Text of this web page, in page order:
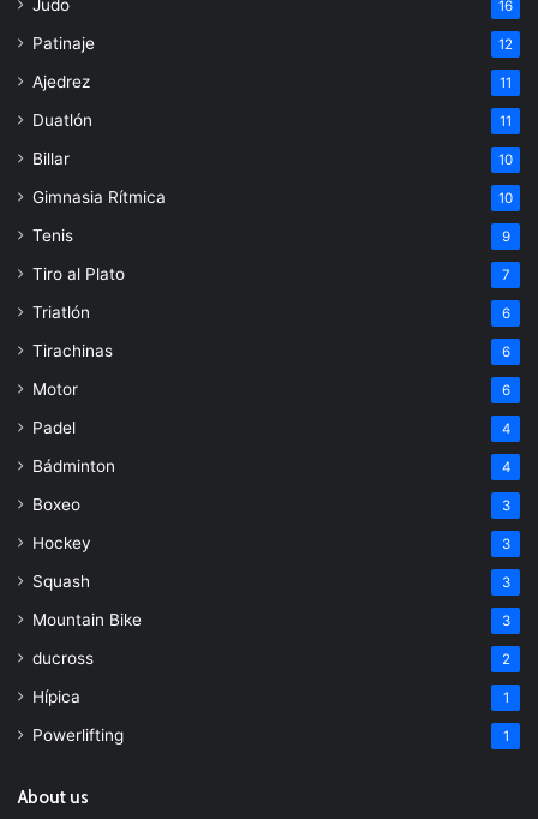
Judo 16
Patinaje 12
Ajedrez 11
Duatlón 11
Billar 10
Gimnasia Rítmica 10
Tenis 9
Tiro al Plato 7
Triatlón 6
Tirachinas 6
Motor 6
Padel 4
Bádminton 4
Boxeo 3
Hockey 3
Squash 3
Mountain Bike 3
ducross 2
Hípica 1
Powerlifting 1
About us